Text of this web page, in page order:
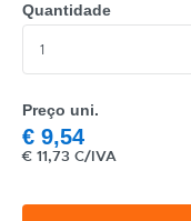
Quantidade
Preço uni.
€ 9,54
€ 11,73 C/IVA